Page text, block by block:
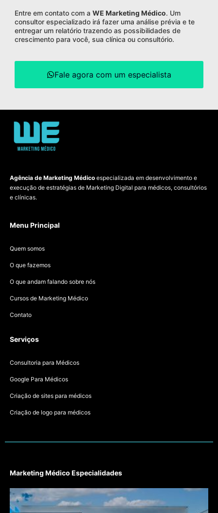
Entre em contato com a WE Marketing Médico. Um
consultor especializado irá fazer uma análise prévia e te
entregar um relatório trazendo as possibilidades de
crescimento para você, sua clínica ou consultório.
Fale agora com um especialista
Agência de Marketing Médico especializada em desenvolvimento e
execução de estratégias de Marketing Digital para médicos, consultórios
e clínicas.
Menu Principal
Quem somos
O que fazemos
O que andam falando sobre nós
Cursos de Marketing Médico
Contato
Serviços
Consultoria para Médicos
Google Para Médicos
Criação de sites para médicos
Criação de logo para médicos
Marketing Médico Especialidades